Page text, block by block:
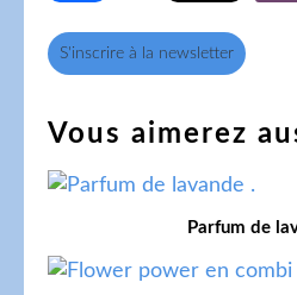
S'inscrire à la newsletter
Vous aimerez
Parfum de